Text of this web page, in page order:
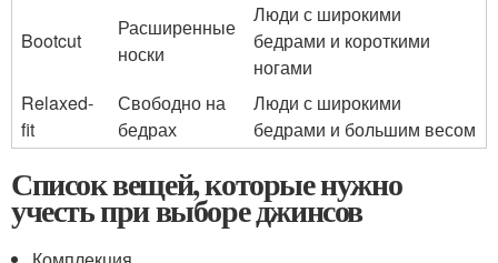
Bootcut
Расширенные
носки
Люди с широкими
бедрами и короткими
ногами
Relaxed-
fit
Свободно на
бедрах
Люди с широкими
бедрами и большим весом
Список вещей, которые нужно
учесть при выборе джинсов